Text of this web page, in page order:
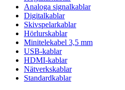
Analoga signalkablar
Digitalkablar
Skivspelarkablar
Hörlurskablar
Minitelekabel 3,5 mm
USB-kablar
HDMI-kablar
Nätverkskablar
Standardkablar